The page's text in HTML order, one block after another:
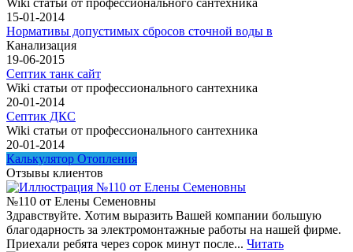
Wiki статьи от профессионального сантехника
15-01-2014
Нормативы допустимых сбросов сточной воды в
Канализация
19-06-2015
Септик танк сайт
Wiki статьи от профессионального сантехника
20-01-2014
Септик ДКС
Wiki статьи от профессионального сантехника
20-01-2014
Калькулятор Отопления
Отзывы клиентов
№110 от Елены Семеновны
Здравствуйте. Хотим выразить Вашей компании большую
благодарность за электромонтажные работы на нашей фирме.
Приехали ребята через сорок минут после... Читать